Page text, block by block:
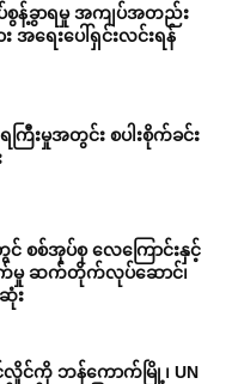
စွန့်ခွာရမှု အကျပ်အတည်း
း အရေးပေါ်ရှင်းလင်းရန်
ြီးမှုအတွင်း စပါးစိုက်ခင်း
စစ်အုပ်စု လေကြောင်းနှင့်
မှု ဆက်တိုက်လုပ်ဆောင်၊
း
လှိုင်ကို ဘန်ကောက်မြို့၊ UN